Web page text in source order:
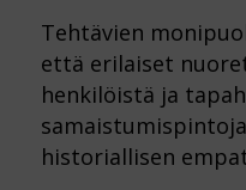
Tehtävien
että erilaiset
henkilöistä ja
historiallisen